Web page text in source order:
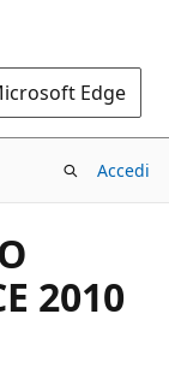
Edge
Accedi
2010